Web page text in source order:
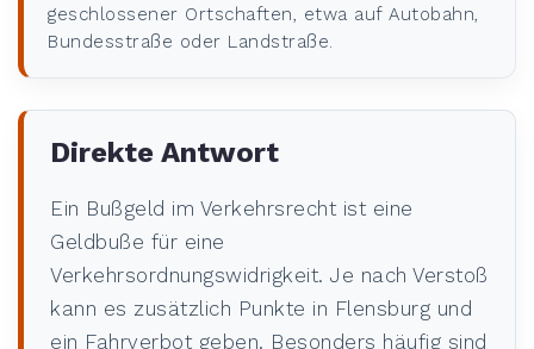
geschlossener Ortschaften, etwa auf Autobahn,
Bundesstraße oder Landstraße.
Direkte Antwort
Ein Bußgeld im Verkehrsrecht ist eine
Geldbuße für eine
Verkehrsordnungswidrigkeit. Je nach Verstoß
kann es zusätzlich Punkte in Flensburg und
ein Fahrverbot geben. Besonders häufig sind